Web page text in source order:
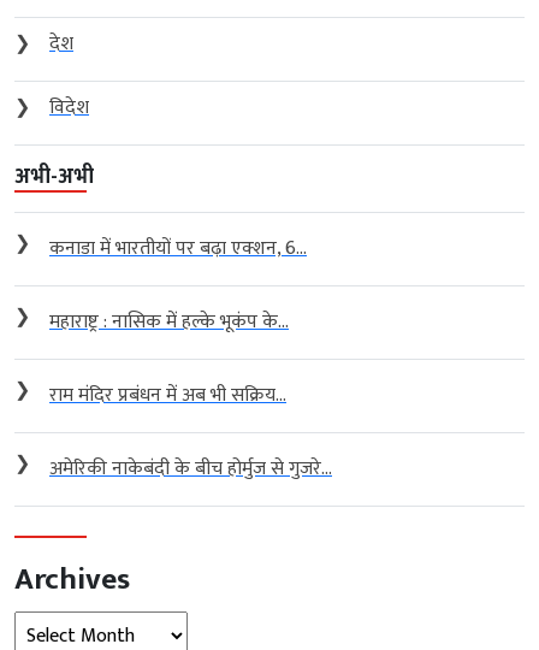
❯
देश
❯
विदेश
अभी-अभी
❯ कनाडा में भारतीयों पर बढ़ा एक्शन, 6...
❯ महाराष्ट्र : नासिक में हल्के भूकंप के...
❯ राम मंदिर प्रबंधन में अब भी सक्रिय...
❯ अमेरिकी नाकेबंदी के बीच होर्मुज से गुजरे...
Archives
Archives